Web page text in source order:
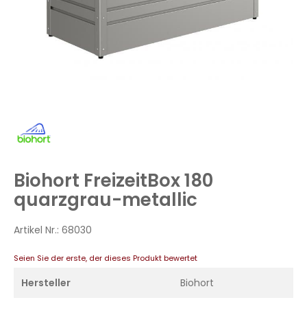
Zum
Anfang
springen
Biohort FreizeitBox 180
quarzgrau-metallic
Artikel Nr.: 68030
Seien Sie der erste, der dieses Produkt bewertet
Hersteller Biohort